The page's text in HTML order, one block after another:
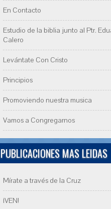
En Contacto
Estudio de la biblia junto al Ptr.
Calero
Levántate Con Cristo
Principios
Promoviendo nuestra musica
Vamos a Congregarnos
PUBLICACIONES MAS LEIDAS
Mírate a través de la Cruz
¡VEN!